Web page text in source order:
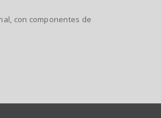
con componentes de